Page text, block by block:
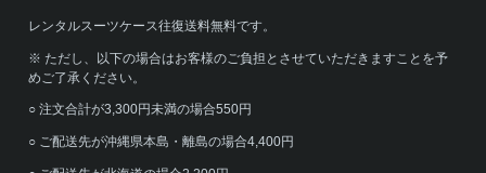
レンタルスーツケース往復送料無料です。
※ ただし、以下の場合はお客様のご負担とさせていただきますことを予
めご了承ください。
○ 注文合計が3,300円未満の場合550円
○ ご配送先が沖縄県本島・離島の場合4,400円